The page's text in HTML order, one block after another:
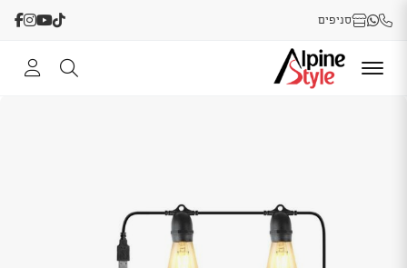
סניפים